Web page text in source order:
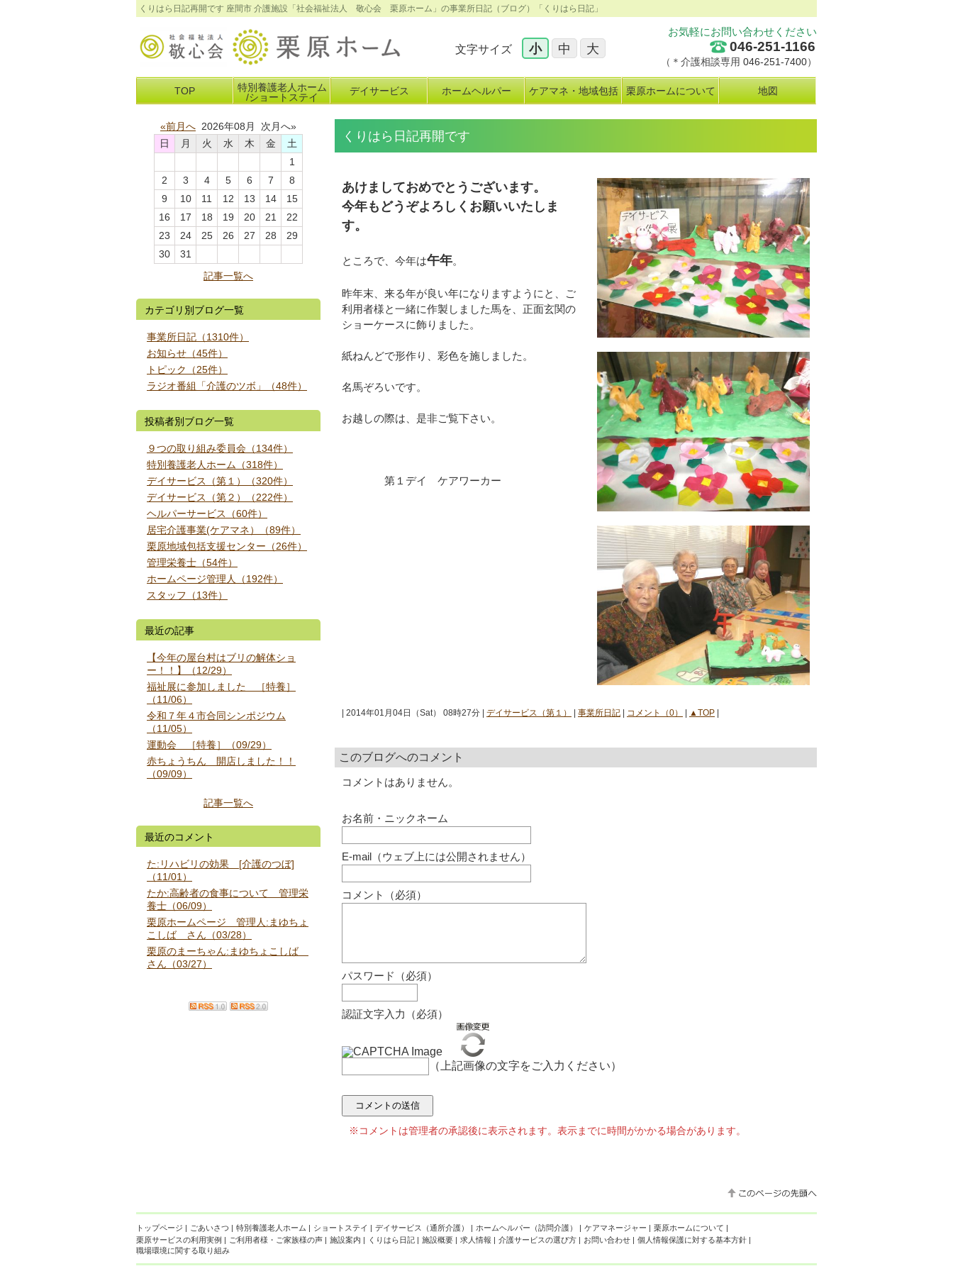
くりはら日記再開です 座間市 介護施設「社会福祉法人 敬心会 栗原ホーム」の事業所日記（ブログ）「くりはら日記」
お気軽にお問い合わせください
046-251-1166
（＊介護相談専用 046-251-7400）
文字サイズ 小 中 大
TOP
特別養護老人ホーム
/ショートステイ
デイサービス ホームヘルパー ケアマネ・地域包括 栗原ホームについて 地図
くりはら日記再開です
あけましておめでとうございます。
今年もどうぞよろしくお願いいたしま
す。
ところで、今年は午年。
昨年末、来る年が良い年になりますようにと、ご
利用者様と一緒に作製しました馬を、正面玄関の
ショーケースに飾りました。
紙ねんどで形作り、彩色を施しました。
名馬ぞろいです。
お越しの際は、是非ご覧下さい。
第１デイ ケアワーカー
| 2014年01月04日（Sat） 08時27分 | デイサービス（第１） 事業所日記 コメント（0） ▲TOP
このブログへのコメント
コメントはありません。
お名前・ニックネーム
E-mail（ウェブ上には公開されません）
コメント（必須）
パスワード（必須）
認証文字入力（必須）
（上記画像の文字をご入力ください）
※コメントは管理者の承認後に表示されます。表示までに時間がかかる場合があります。
«前月へ 2026年08月 次月へ»
日
月 火 水 木 金
土
1
2
3 4 5 6 7
8
9
10 11 12 13 14
15
16
17 18 19 20 21
22
23
24 25 26 27 28
29
30
31
記事一覧へ
カテゴリ別ブログ一覧
事業所日記（1310件）
お知らせ（45件）
トピック（25件）
ラジオ番組「介護のツボ」（48件）
投稿者別ブログ一覧
９つの取り組み委員会（134件）
特別養護老人ホーム（318件）
デイサービス（第１）（320件）
デイサービス（第２）（222件）
ヘルパーサービス（60件）
居宅介護事業(ケアマネ）（89件）
栗原地域包括支援センター（26件）
管理栄養士（54件）
ホームページ管理人（192件）
スタッフ（13件）
最近の記事
【今年の屋台村はブリの解体ショ
ー！！】（12/29）
福祉展に参加しました ［特養］
（11/06）
令和７年４市合同シンポジウム
（11/05）
運動会 ［特養］（09/29）
赤ちょうちん 開店しました！！
（09/09）
記事一覧へ
最近のコメント
た:リハビリの効果 [介護のつぼ]
（11/01）
たか:高齢者の食事について 管理栄
養士（06/09）
栗原ホームページ 管理人:まゆちょ
こしば さん（03/28）
栗原のまーちゃん:まゆちょこしば
さん（03/27）
トップページ | ごあいさつ | 特別養護老人ホーム | ショートステイ | デイサービス（通所介護） | ホームヘルパー（訪問介護） | ケアマネージャー | 栗原ホームについて |
栗原サービスの利用実例 | ご利用者様・ご家族様の声 | 施設案内 | くりはら日記 | 施設概要 | 求人情報 | 介護サービスの選び方 | お問い合わせ | 個人情報保護に対する基本方針 |
職場環境に関する取り組み